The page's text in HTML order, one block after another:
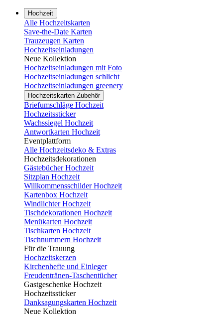
Hochzeit
Alle Hochzeitskarten
Save-the-Date Karten
Trauzeugen Karten
Hochzeitseinladungen
Neue Kollektion
Hochzeitseinladungen mit Foto
Hochzeitseinladungen schlicht
Hochzeitseinladungen greenery
Hochzeitskarten Zubehör
Briefumschläge Hochzeit
Hochzeitssticker
Wachssiegel Hochzeit
Antwortkarten Hochzeit
Eventplattform
Alle Hochzeitsdeko & Extras
Hochzeitsdekorationen
Gästebücher Hochzeit
Sitzplan Hochzeit
Willkommensschilder Hochzeit
Kartenbox Hochzeit
Windlichter Hochzeit
Tischdekorationen Hochzeit
Menükarten Hochzeit
Tischkarten Hochzeit
Tischnummern Hochzeit
Für die Trauung
Hochzeitskerzen
Kirchenhefte und Einleger
Freudentränen-Taschentücher
Gastgeschenke Hochzeit
Hochzeitssticker
Danksagungskarten Hochzeit
Neue Kollektion